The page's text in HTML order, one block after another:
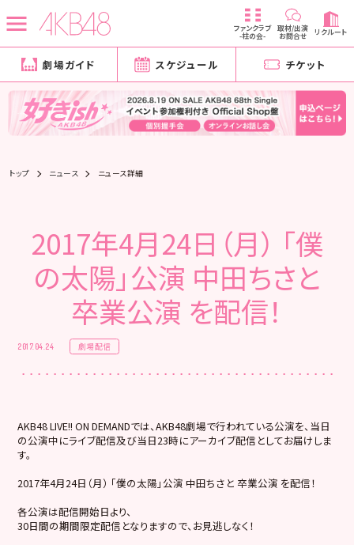
ファンクラブ
-柱の会-
取材/出演
お問合せ リクルート
劇場ガイド スケジュール チケット
トップ ニュース ニュース詳細
2017年4月24日（月） 「僕
の太陽」公演 中田ちさと
卒業公演 を配信！
2017.04.24 劇場配信
AKB48 LIVE!! ON DEMANDでは、AKB48劇場で行われている公演を、当日
の公演中にライブ配信及び当日23時にアーカイブ配信としてお届けしま
す。
2017年4月24日（月） 「僕の太陽」公演 中田ちさと 卒業公演 を配信！
各公演は配信開始日より、
30日間の期間限定配信となりますので、お見逃しなく！